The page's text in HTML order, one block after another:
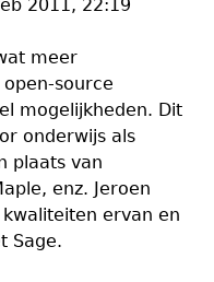
2011, 22:19
meer
source
mogelijkheden. Dit
onderwijs als
plaats van
enz. Jeroen
ervan en
Sage.